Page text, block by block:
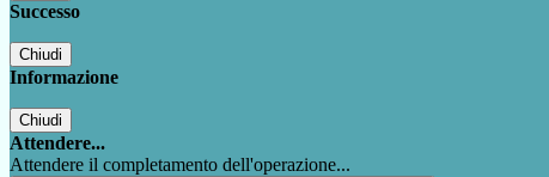
Successo
Chiudi
Informazione
Chiudi
Attendere...
Attendere il completamento dell'operazione...